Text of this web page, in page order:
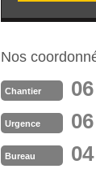
Nos
Chantier
Urgence
Bureau